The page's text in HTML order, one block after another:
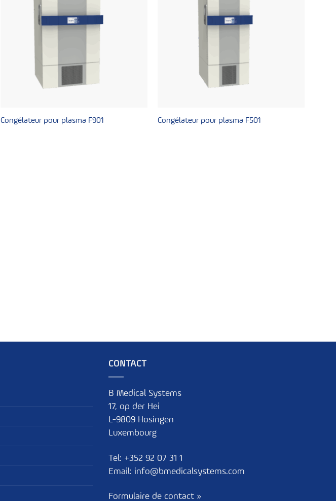
Congélateur pour plasma F901 Congélateur pour plasma F501
CONTACT
B Medical Systems
17, op der Hei
L-9809 Hosingen
Luxembourg
Tel: +352 92 07 31 1
Email: info@bmedicalsystems.com
Formulaire de contact »